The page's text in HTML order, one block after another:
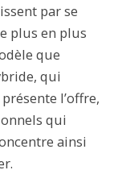
par se
plus en plus
que
qui
l’offre,
qui
ainsi